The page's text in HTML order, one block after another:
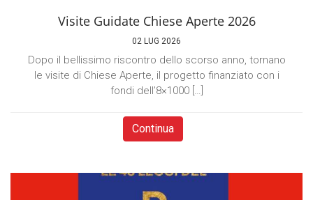
Visite Guidate Chiese Aperte 2026
02 LUG 2026
Dopo il bellissimo riscontro dello scorso anno, tornano
le visite di Chiese Aperte, il progetto finanziato con i
fondi dell’8×1000 […]
Continua